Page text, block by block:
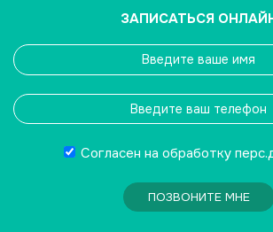
ЗАПИСАТЬСЯ
Согласен на обработку
ПОЗВОНИТЕ МНЕ